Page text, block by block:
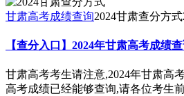
甘肃高考成绩查询2024甘肃查分方式
【查分入口】2024年甘肃高考成绩
甘肃高考考生请注意,2024年甘肃高
高考成绩已经能够查询,请各位考生